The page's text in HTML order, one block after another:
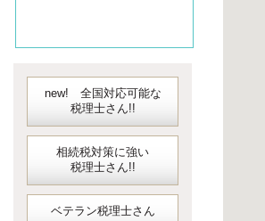
new! 全国対応可能な
税理士さん!!
相続税対策に強い
税理士さん!!
ベテラン税理士さん